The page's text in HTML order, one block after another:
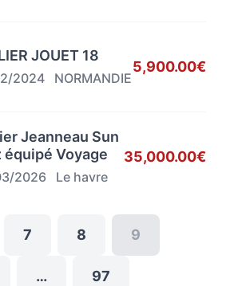
JOUET 18
2024 NORMANDIE
5,900.00€
Jeanneau Sun
équipé Voyage
2026 Le havre
35,000.00€
7 8 9
… 97